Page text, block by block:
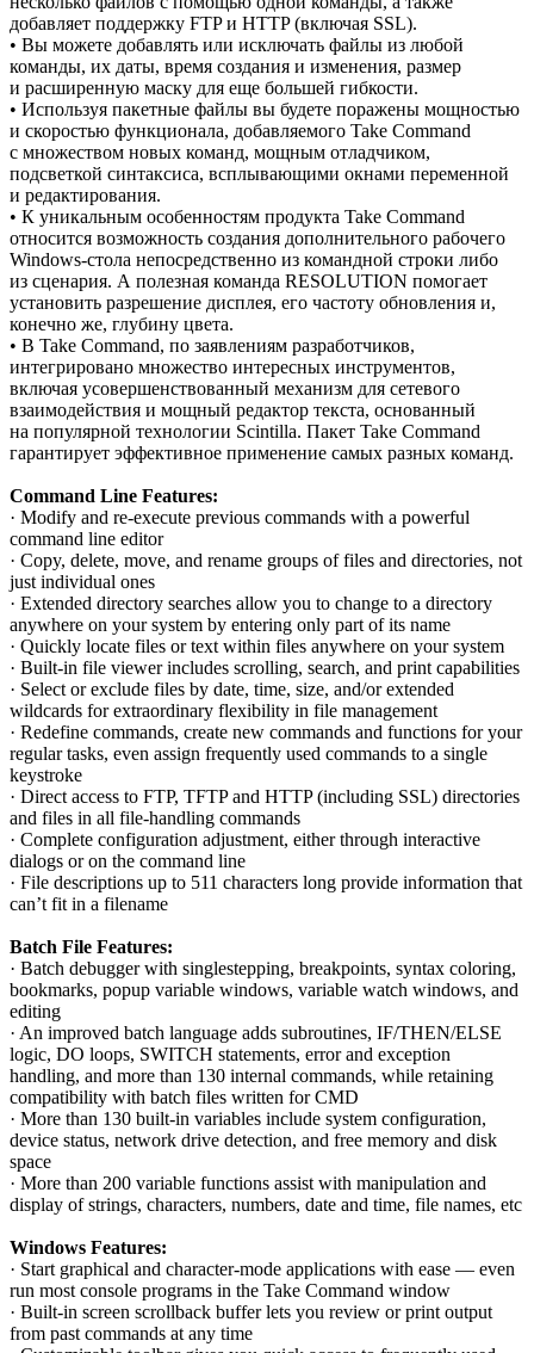
добавляет поддержку FTP и HTTP (включая SSL).
• Вы можете добавлять или исключать файлы из любой
команды, их даты, время создания и изменения, размер
и расширенную маску для еще большей гибкости.
• Используя пакетные файлы вы будете поражены мощностью
и скоростью функционала, добавляемого Take Command
с множеством новых команд, мощным отладчиком,
подсветкой синтаксиса, всплывающими окнами переменной
и редактирования.
• К уникальным особенностям продукта Take Command
относится возможность создания дополнительного рабочего
Windows-стола непосредственно из командной строки либо
из сценария. А полезная команда RESOLUTION помогает
установить разрешение дисплея, его частоту обновления и,
конечно же, глубину цвета.
• В Take Command, по заявлениям разработчиков,
интегрировано множество интересных инструментов,
включая усовершенствованный механизм для сетевого
взаимодействия и мощный редактор текста, основанный
на популярной технологии Scintilla. Пакет Take Command
гарантирует эффективное применение самых разных команд.
Command Line Features:
· Modify and re-execute previous commands with a powerful
command line editor
· Copy, delete, move, and rename groups of files and directories, not
just individual ones
· Extended directory searches allow you to change to a directory
anywhere on your system by entering only part of its name
· Quickly locate files or text within files anywhere on your system
· Built-in file viewer includes scrolling, search, and print capabilities
· Select or exclude files by date, time, size, and/or extended
wildcards for extraordinary flexibility in file management
· Redefine commands, create new commands and functions for your
regular tasks, even assign frequently used commands to a single
keystroke
· Direct access to FTP, TFTP and HTTP (including SSL) directories
and files in all file-handling commands
· Complete configuration adjustment, either through interactive
dialogs or on the command line
· File descriptions up to 511 characters long provide information that
can’t fit in a filename
Batch File Features:
· Batch debugger with singlestepping, breakpoints, syntax coloring,
bookmarks, popup variable windows, variable watch windows, and
editing
· An improved batch language adds subroutines, IF/THEN/ELSE
logic, DO loops, SWITCH statements, error and exception
handling, and more than 130 internal commands, while retaining
compatibility with batch files written for CMD
· More than 130 built-in variables include system configuration,
device status, network drive detection, and free memory and disk
space
· More than 200 variable functions assist with manipulation and
display of strings, characters, numbers, date and time, file names, etc
Windows Features:
· Start graphical and character-mode applications with ease — even
run most console programs in the Take Command window
· Built-in screen scrollback buffer lets you review or print output
from past commands at any time